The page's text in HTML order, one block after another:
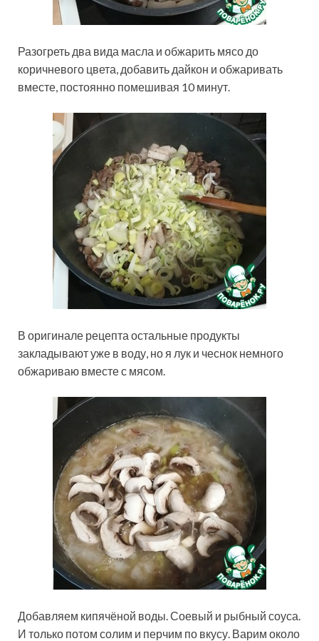
Разогреть два вида масла и обжарить мясо до
коричневого цвета, добавить дайкон и обжаривать
вместе, постоянно помешивая 10 минут.
В оригинале рецепта остальные продукты
закладывают уже в воду, но я лук и чеснок немного
обжариваю вместе с мясом.
Добавляем кипячёной воды. Соевый и рыбный соуса.
И только потом солим и перчим по вкусу. Варим около